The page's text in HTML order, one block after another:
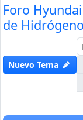
Foro
de Hidrógeno
Nuevo Tema